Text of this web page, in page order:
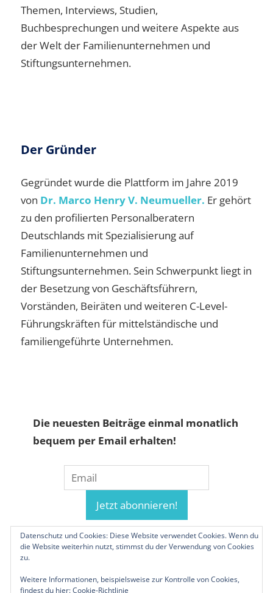
Themen, Interviews, Studien,
Buchbesprechungen und weitere Aspekte aus
der Welt der Familienunternehmen und
Stiftungsunternehmen.
Der Gründer
Gegründet wurde die Plattform im Jahre 2019
von Dr. Marco Henry V. Neumueller. Er gehört
zu den profilierten Personalberatern
Deutschlands mit Spezialisierung auf
Familienunternehmen und
Stiftungsunternehmen. Sein Schwerpunkt liegt in
der Besetzung von Geschäftsführern,
Vorständen, Beiräten und weiteren C-Level-
Führungskräften für mittelständische und
familiengeführte Unternehmen.
Die neuesten Beiträge einmal monatlich
bequem per Email erhalten!
Datenschutz und Cookies: Diese Website verwendet Cookies. Wenn du
die Website weiterhin nutzt, stimmst du der Verwendung von Cookies
zu.
Weitere Informationen, beispielsweise zur Kontrolle von Cookies,
findest du hier:Cookie-Richtlinie